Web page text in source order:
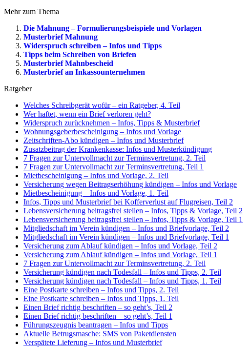
Mehr zum Thema
Die Mahnung – Formulierungsbeispiele und Vorlagen
Musterbrief Mahnung
Widerspruch schreiben – Infos und Tipps
Tipps beim Schreiben von Briefen
Musterbrief Mahnbescheid
Musterbrief an Inkassounternehmen
Ratgeber
Welches Schreibgerät wofür – ein Ratgeber, 4. Teil
Wer haftet, wenn ein Brief verloren geht?
Widerspruch zurücknehmen – Infos, Tipps & Musterbrief
Wohnungsgeberbescheinigung – Infos und Vorlage
Zeitschriften-Abo kündigen – Infos und Musterbrief
Zusatzbeitrag der Krankenkasse: Infos und Musterkündigung
7 Fragen zur Untervollmacht zur Terminsvertretung, 2. Teil
7 Fragen zur Untervollmacht zur Terminsvertretung, Teil 1
Mietbescheinigung – Infos und Vorlage, 2. Teil
Versicherung wegen Beitragserhöhung kündigen – Infos und Vorlage
Mietbescheinigung – Infos und Vorlage, 1. Teil
Infos, Tipps und Musterbrief bei Kofferverlust auf Flugreisen, Teil 2
Lebensversicherung beitragsfrei stellen – Infos, Tipps & Vorlage, Teil 2
Lebensversicherung beitragsfrei stellen – Infos, Tipps & Vorlage, Teil 1
Mitgliedschaft im Verein kündigen – Infos und Briefvorlage, Teil 2
Mitgliedschaft im Verein kündigen – Infos und Briefvorlage, Teil 1
Versicherung zum Ablauf kündigen – Infos und Vorlage, Teil 2
Versicherung zum Ablauf kündigen – Infos und Vorlage, Teil 1
7 Fragen zur Untervollmacht zur Terminsvertretung, 2. Teil
Versicherung kündigen nach Todesfall – Infos und Tipps, 2. Teil
Versicherung kündigen nach Todesfall – Infos und Tipps, 1. Teil
Eine Postkarte schreiben – Infos und Tipps, 2. Teil
Eine Postkarte schreiben – Infos und Tipps, 1. Teil
Einen Brief richtig beschriften – so geht’s, Teil 2
Einen Brief richtig beschriften – so geht’s, Teil 1
Führungszeugnis beantragen – Infos und Tipps
Aktuelle Betrugsmasche: SMS von Paketdiensten
Verspätete Lieferung – Infos und Musterbrief